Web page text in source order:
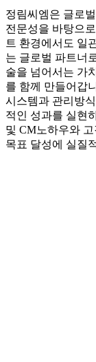
정림씨엠은 글로
전문성을 바탕으
트 환경에서도 일
는 글로벌 파트너
술을 넘어서는 가
를 함께 만들어갑
시스템과 관리방
적인 성과를 실현
및 CM노하우와
목표 달성에 실질